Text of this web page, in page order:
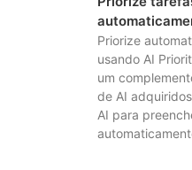
Priorize
usando AI
um
de AI
AI para